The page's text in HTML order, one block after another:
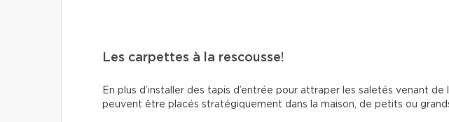
Les carpettes à la rescousse!
En plus d’installer des tapis d’entrée pour attraper les saletés venant de
peuvent être placés stratégiquement dans la maison, de petits ou